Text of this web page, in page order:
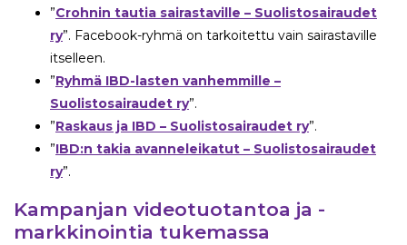
”Crohnin tautia sairastaville – Suolistosairaudet
ry”. Facebook-ryhmä on tarkoitettu vain sairastaville
itselleen.
”Ryhmä IBD-lasten vanhemmille –
Suolistosairaudet ry”.
”Raskaus ja IBD – Suolistosairaudet ry”.
”IBD:n takia avanneleikatut – Suolistosairaudet
ry”.
Kampanjan videotuotantoa ja -
markkinointia tukemassa